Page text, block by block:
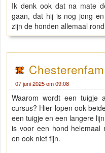
Ik denk ook dat na mate
gaan, dat hij is nog jong
zijn de honden allemaal
Chesterenfam
07 juni 2025 om 09:08
Waarom wordt een tuigje
cursus? Hier lopen ook
een tuigje en een langere
is voor een hond helemaal
en ook niet fijn.